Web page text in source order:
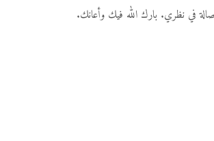
في نظري. بارك الله فيك وأعانك.